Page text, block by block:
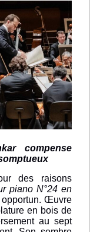
compense
des raisons
piano N°24 en
Œuvre
en bois de
au sept